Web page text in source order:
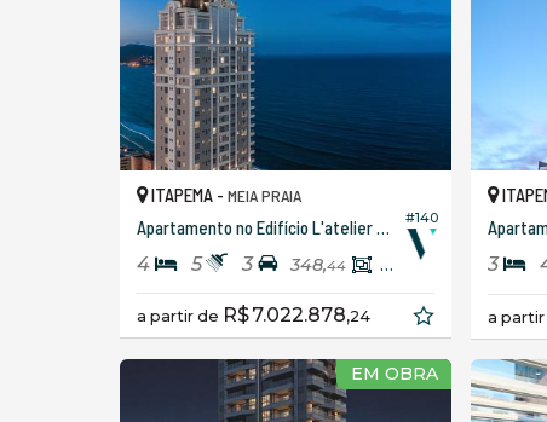
#140
ITAPEMA - MEIA PRAIA
Apartamento no Edifício L'atelier Concept Homes
4 5 3 348,44 213,
a partir de R$ 7.022.878,24
3
a partir
EM OBRA